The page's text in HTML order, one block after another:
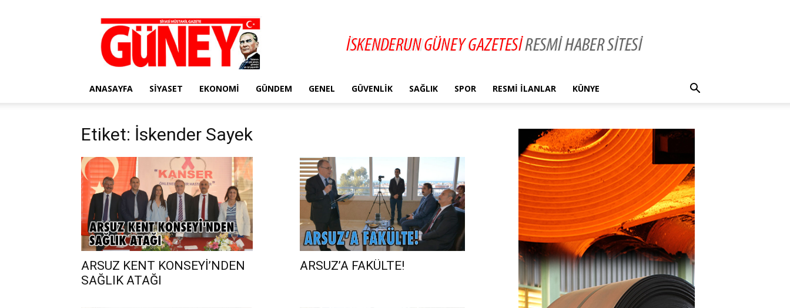
Gazete
Güney
ANASAYFA SIYASET EKONOMI GÜNDEM GENEL GÜVENLIK SAĞLIK SPOR RESMI İLANLAR KÜNYE
Etiket: İskender Sayek
ARSUZ KENT KONSEYİ’NDEN
SAĞLIK ATAĞI
ARSUZ’A FAKÜLTE!